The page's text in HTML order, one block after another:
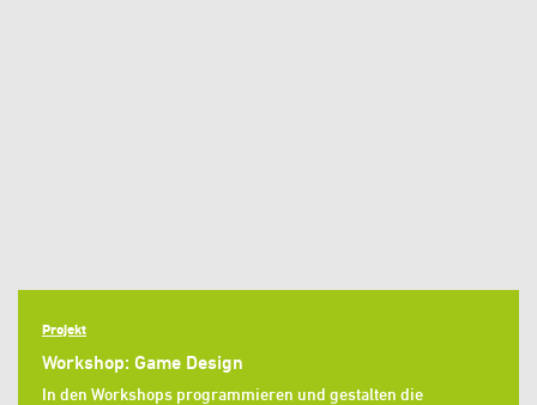
Projekt
Workshop: Game Design
In den Workshops programmieren und gestalten die